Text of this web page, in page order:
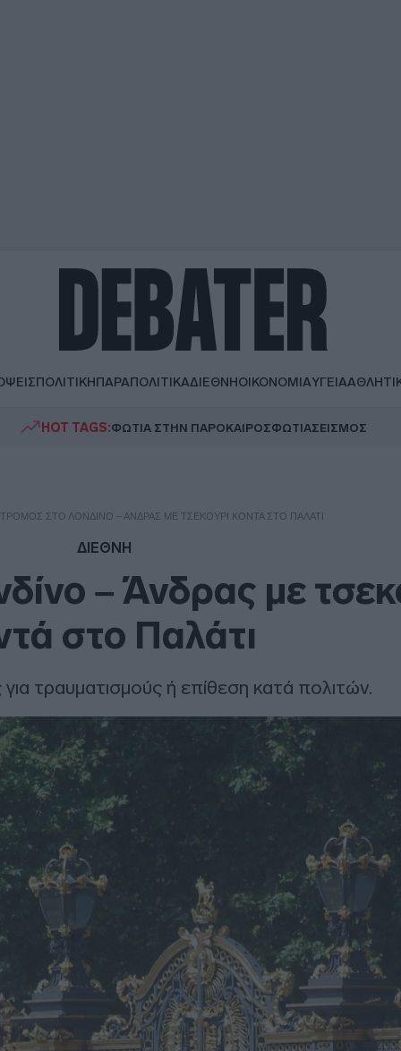
ΠΟΛΙΤΙΚΗΠΑΡΑΠΟΛΙΤΙΚΑΔΙΕΘΝΗΟΙΚΟΝΟΜΙΑΥΓΕΙΑ
HOT TAGS:ΦΩΤΙΑ ΣΤΗΝ ΠΑΡΟΚΑΙΡΟΣΦΩΤΙΑΣΕΙΣΜΟΣ
ΤΡΌΜΟΣ ΣΤΟ ΛΟΝΔΊΝΟ – ΆΝΔΡΑΣ ΜΕ ΤΣΕΚΟΎΡΙ ΚΟΝΤΆ ΣΤΟ ΠΑΛΆΤΙ
ΔΙΕΘΝΗ
– Άνδρας με
στο Παλάτι
για τραυματισμούς ή επίθεση κατά πολιτών.